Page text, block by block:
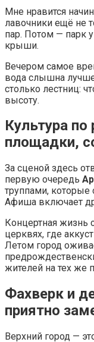
Мне нравится
лавочники ещё не
пар. Потом — парк
крыши.
Вечером самое
вода слышна
столько лестниц:
высоту.
Культура по
площадки,
За сценой здесь
первую очередь
труппами, которые
Афиша включает
Концертная жизнь
церквях, где
Летом город
жителей на тех же
Фахверк и
приятно
Верхний город —